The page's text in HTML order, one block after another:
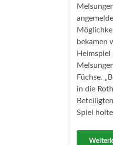
bekamen
Heimspiel
Füchse.
in die
Spiel